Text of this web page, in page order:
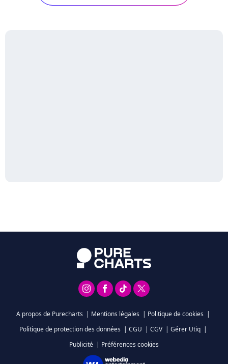
A propos de Purecharts | Mentions légales | Politique de cookies |
Politique de protection des données | CGU | CGV | Gérer Utiq |
Publicité | Préférences cookies